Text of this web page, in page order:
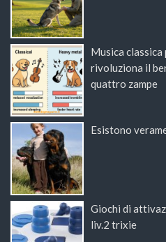
Musica
rivoluziona il
quattro zampe
Esistono
Giochi di
liv.2 trixie